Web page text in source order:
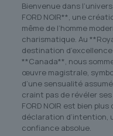
Bienvenue dans
FORD NOIR**, une
même de l’homme
charismatique. Au
destination
**Canada**, nous
œuvre magistrale,
d’une sensualité
craint pas de révéler
FORD NOIR est bien
déclaration d’intention,
confiance absolue.